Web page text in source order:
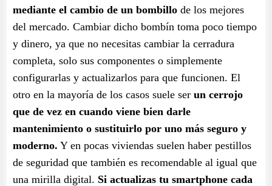
mediante el cambio de un bombillo de los mejores
del mercado. Cambiar dicho bombín toma poco tiempo
y dinero, ya que no necesitas cambiar la cerradura
completa, solo sus componentes o simplemente
configurarlas y actualizarlos para que funcionen. El
otro en la mayoría de los casos suele ser un cerrojo
que de vez en cuando viene bien darle
mantenimiento o sustituirlo por uno más seguro y
moderno. Y en pocas viviendas suelen haber pestillos
de seguridad que también es recomendable al igual que
una mirilla digital. Si actualizas tu smartphone cada